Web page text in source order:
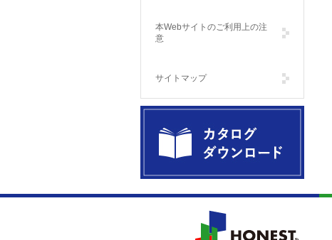
本Webサイトのご利用上の注
意
サイトマップ